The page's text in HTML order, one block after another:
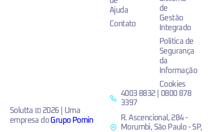
Ajuda
Contato
de
Gestão
Integrado
Política de
Segurança
da
Informação
Cookies
Solutta © 2026 | Uma
empresa doGrupo Pomin
4003 8832 | 0800 878
3397
R. Ascencional, 284 -
Morumbi, São Paulo - SP,